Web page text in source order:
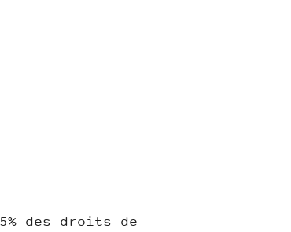
des droits de